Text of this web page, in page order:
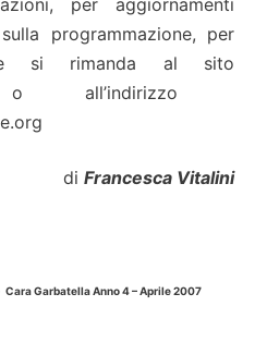
per aggiornamenti
programmazione, per
si rimanda al sito
o all’indirizzo
di Francesca Vitalini
Cara Garbatella Anno 4 – Aprile 2007